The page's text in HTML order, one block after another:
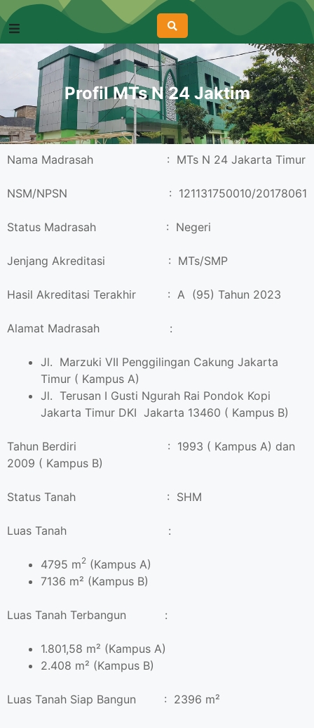
Profil MTs N 24 Jaktim
Nama Madrasah : MTs N 24 Jakarta Timur
NSM/NPSN : 121131750010/20178061
Status Madrasah : Negeri
Jenjang Akreditasi : MTs/SMP
Hasil Akreditasi Terakhir : A (95) Tahun 2023
Alamat Madrasah :
Jl. Marzuki VII Penggilingan Cakung Jakarta
Timur ( Kampus A)
Jl. Terusan I Gusti Ngurah Rai Pondok Kopi
Jakarta Timur DKI Jakarta 13460 ( Kampus B)
Tahun Berdiri : 1993 ( Kampus A) dan
2009 ( Kampus B)
Status Tanah : SHM
Luas Tanah :
4795 m2 (Kampus A)
7136 m² (Kampus B)
Luas Tanah Terbangun :
1.801,58 m² (Kampus A)
2.408 m² (Kampus B)
Luas Tanah Siap Bangun : 2396 m²